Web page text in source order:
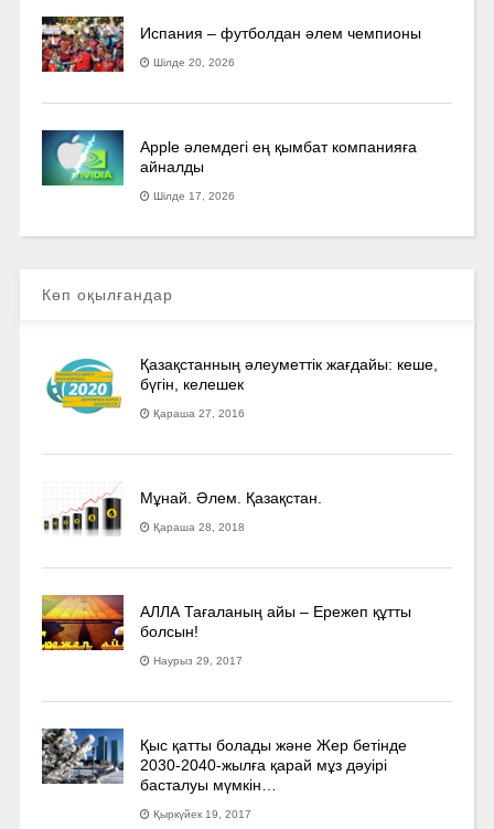
Испания – футболдан әлем чемпионы
Шілде 20, 2026
Apple әлемдегі ең қымбат компанияға
айналды
Шілде 17, 2026
Көп оқылғандар
Қазақстанның әлеуметтік жағдайы: кеше,
бүгін, келешек
Қараша 27, 2016
Мұнай. Әлем. Қазақстан.
Қараша 28, 2018
АЛЛА Тағаланың айы – Ережеп құтты
болсын!
Наурыз 29, 2017
Қыс қатты болады және Жер бетінде
2030-2040­-жылға қарай мұз дәуірі
басталуы мүмкін…
Қыркүйек 19, 2017